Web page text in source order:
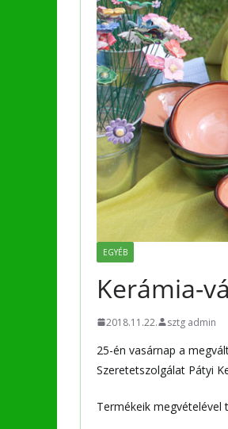
EGYÉB
Kerámia-
2018.11.22. sztg admin
25-én vasárnap a
Szeretetszolgálat Pátyi
Termékeik